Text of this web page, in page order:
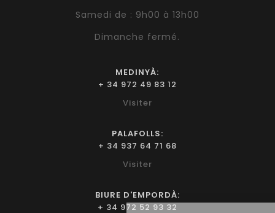
Samedi de : 9h00 à 13h00
Dimanche fermé.
MEDINYÀ:
+ 34 972 49 83 12
Visiter
PALAFOLLS:
+ 34 937 64 71 68
Visiter
BIURE D'EMPORDÀ:
+ 34 972 52 93 32